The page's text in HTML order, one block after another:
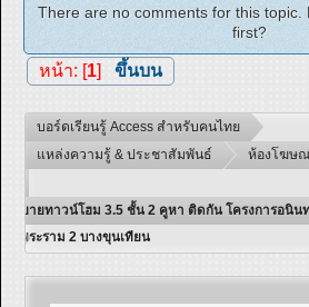
There are no comments for this topic.
first?
หน้า: [ 1] ขึ้นบน
บอร์ดเรียนรู้ Access สำหรับคนไทย
แหล่งความรู้ & ประชาสัมพันธ์
ห้องโฆษ
ขายทาวน์โฮม 3.5 ชั้น 2 คูหา ติดกัน โครงการอนิน
พระราม 2 บางขุนเทียน